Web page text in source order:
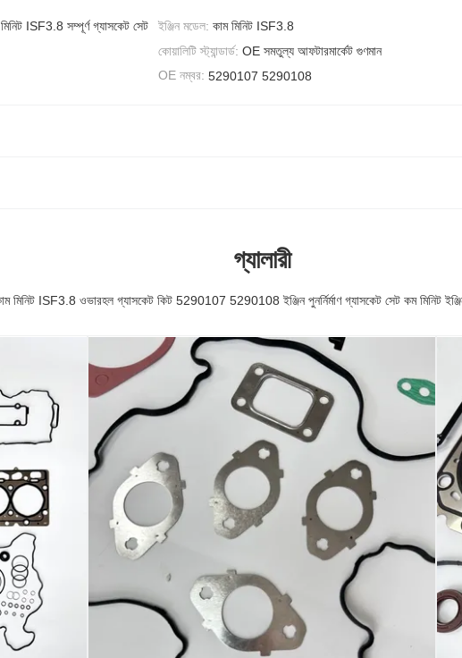
ISF3.8 সম্পূর্ণ গ্যাসকেট সেট ইঞ্জিন মডেল: কাম মিনিট ISF3.8
কোয়ালিটি স্ট্যান্ডার্ড: OE সমতুল্য আফটারমার্কেট গুণমান
OE নম্বর: 5290107 5290108
গ্যালারী
মিনিট ISF3.8 ওভারহল গ্যাসকেট কিট 5290107 5290108 ইঞ্জিন পুনর্নির্মাণ গ্যাসকেট সেট কম মিনিট